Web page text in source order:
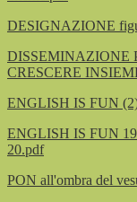
DESIGNAZIONE
DISSEMINAZIONE
CRESCERE
ENGLISH IS FUN
ENGLISH IS FUN
20.pdf
PON all'ombra del